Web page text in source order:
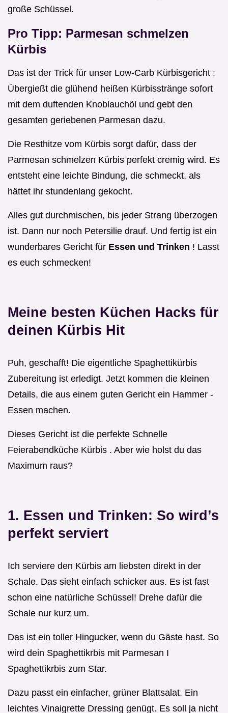
große Schüssel.
Pro Tipp: Parmesan schmelzen
Kürbis
Das ist der Trick für unser Low-Carb Kürbisgericht :
Übergießt die glühend heißen Kürbisstränge sofort
mit dem duftenden Knoblauchöl und gebt den
gesamten geriebenen Parmesan dazu.
Die Resthitze vom Kürbis sorgt dafür, dass der
Parmesan schmelzen Kürbis perfekt cremig wird. Es
entsteht eine leichte Bindung, die schmeckt, als
hättet ihr stundenlang gekocht.
Alles gut durchmischen, bis jeder Strang überzogen
ist. Dann nur noch Petersilie drauf. Und fertig ist ein
wunderbares Gericht für Essen und Trinken ! Lasst
es euch schmecken!
Meine besten Küchen Hacks für
deinen Kürbis Hit
Puh, geschafft! Die eigentliche Spaghettikürbis
Zubereitung ist erledigt. Jetzt kommen die kleinen
Details, die aus einem guten Gericht ein Hammer -
Essen machen.
Dieses Gericht ist die perfekte Schnelle
Feierabendküche Kürbis . Aber wie holst du das
Maximum raus?
1. Essen und Trinken: So wird’s
perfekt serviert
Ich serviere den Kürbis am liebsten direkt in der
Schale. Das sieht einfach schicker aus. Es ist fast
schon eine natürliche Schüssel! Drehe dafür die
Schale nur kurz um.
Das ist ein toller Hingucker, wenn du Gäste hast. So
wird dein Spaghettikrbis mit Parmesan I
Spaghettikrbis zum Star.
Dazu passt ein einfacher, grüner Blattsalat. Ein
leichtes Vinaigrette Dressing genügt. Es soll ja nicht